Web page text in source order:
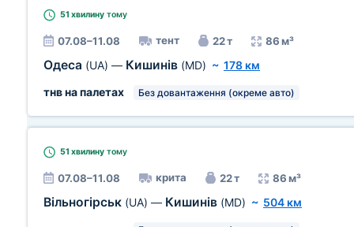
51 хвилину тому
07.08–11.08 тент 22 т 86 м³
Одеса (UA) — Кишинів (MD) ~ 178 км
тнв на палетах
Без довантаження (окреме авто)
51 хвилину тому
07.08–11.08 крита 22 т 86 м³
Вільногірськ (UA) — Кишинів (MD) ~ 504 км